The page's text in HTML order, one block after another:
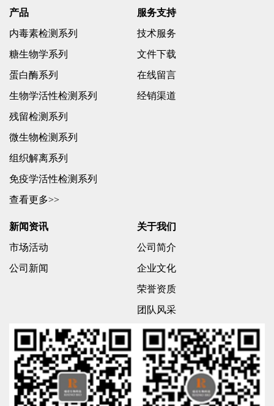
产品
内毒素检测系列
糖生物学系列
蛋白酶系列
生物学活性检测系列
残留检测系列
微生物检测系列
组织解离系列
免疫学活性检测系列
查看更多>>
服务支持
技术服务
文件下载
在线留言
经销渠道
新闻资讯
市场活动
公司新闻
关于我们
公司简介
企业文化
荣誉资质
团队风采